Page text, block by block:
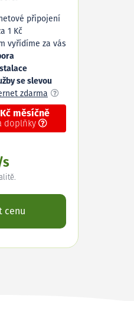
připojení
1 Kč
vyřídíme za vás
se slevou
zdarma
měsíčně
doplňky
s
cenu